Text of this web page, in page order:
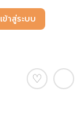
เข้าสู่ระบบ
♡